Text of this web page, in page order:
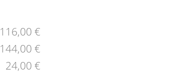
116,00 €
144,00 €
24,00 €